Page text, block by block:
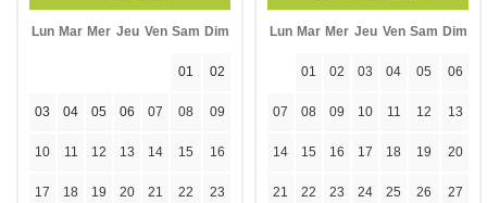
Lun Mar Mer Jeu Ven Sam Dim
01 02
03 04 05 06 07 08 09
10 11 12 13 14 15 16
17 18 19 20 21 22 23
Lun Mar Mer Jeu Ven Sam Dim
01 02 03 04 05 06
07 08 09 10 11 12 13
14 15 16 17 18 19 20
21 22 23 24 25 26 27